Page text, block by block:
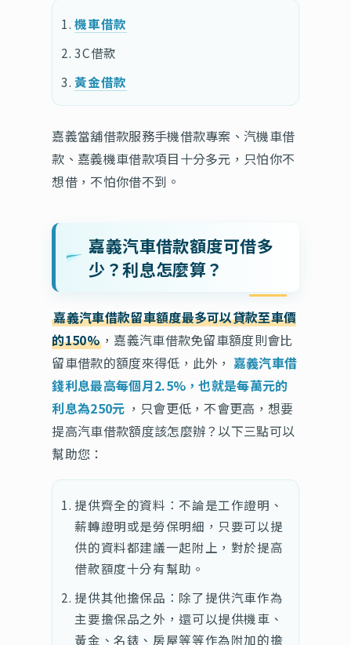
機車借款
3C借款
黃金借款
嘉義當舖借款服務手機借款專案、汽機車借
款、嘉義機車借款項目十分多元，只怕你不
想借，不怕你借不到。
嘉義汽車借款額度可借多
少？利息怎麼算？
嘉義汽車借款留車額度最多可以貸款至車價
的150%，嘉義汽車借款免留車額度則會比
留車借款的額度來得低，此外， 嘉義汽車借
錢利息最高每個月2.5%，也就是每萬元的
利息為250元 ，只會更低，不會更高，想要
提高汽車借款額度該怎麼辦？以下三點可以
幫助您：
提供齊全的資料：不論是工作證明、
薪轉證明或是勞保明細，只要可以提
供的資料都建議一起附上，對於提高
借款額度十分有幫助。
提供其他擔保品：除了提供汽車作為
主要擔保品之外，還可以提供機車、
黃金、名錶、房屋等等作為附加的擔